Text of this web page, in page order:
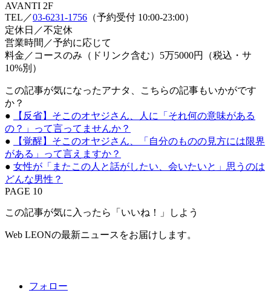
AVANTI 2F
TEL／03-6231-1756 （予約受付 10:00-23:00）
定休日／不定休
営業時間／予約に応じて
料金／コースのみ（ドリンク含む）5万5000円（税込・サ
10%別）
この記事が気になったアナタ、こちらの記事もいかがです
か？
●
【反省】そこのオヤジさん、人に「それ何の意味がある
の？」って言ってませんか？
●
【覚醒】そこのオヤジさん、「自分のものの見方には限界
がある」って言えますか？
● 女性が「またこの人と話がしたい、会いたいと」思うのは
どんな男性？
PAGE 10
この記事が気に入ったら「いいね！」しよう
Web LEONの最新ニュースをお届けします。
フォロー